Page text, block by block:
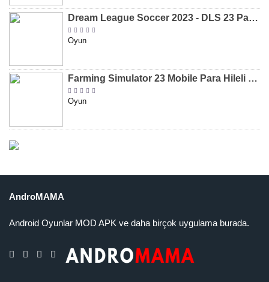
Dream League Soccer 2023 - DLS 23 Para Hileli MOD APK [v11.020]
Oyun
Farming Simulator 23 Mobile Para Hileli MOD APK indir [v0.0.0.8]
Oyun
AndroMAMA
Android Oyunlar MOD APK ve daha birçok uygulama burada.